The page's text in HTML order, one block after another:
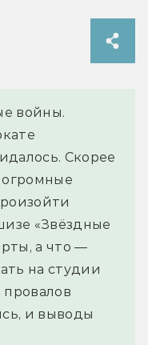
войны.
Скорее
огромные
«Звёздные
а что —
на студии
и выводы